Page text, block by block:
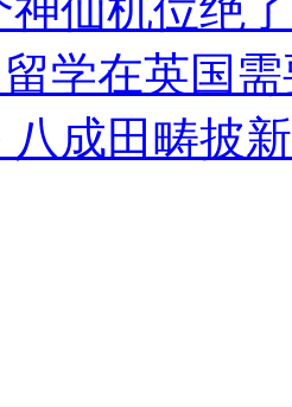
学在英国
八成田畴披